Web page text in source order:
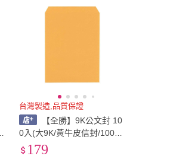
台灣製造,品質保證
【全勝】9K公文封 10
0入(大9K/黃牛皮信封/100磅/
信封)
179